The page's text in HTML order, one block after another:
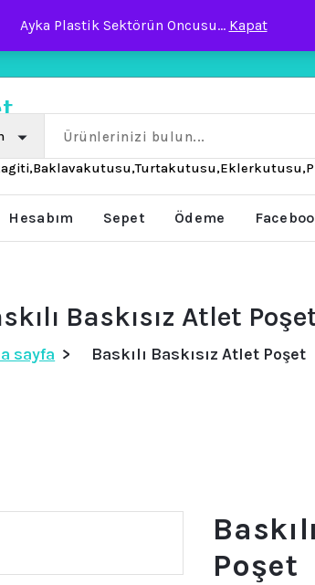
Ayka Plastik Sektörün Oncusu... Kapat
Hesabım Sepet Ödeme
Baskısız Atlet
sayfa > Baskılı Baskısız Atlet Poşet
Poşet